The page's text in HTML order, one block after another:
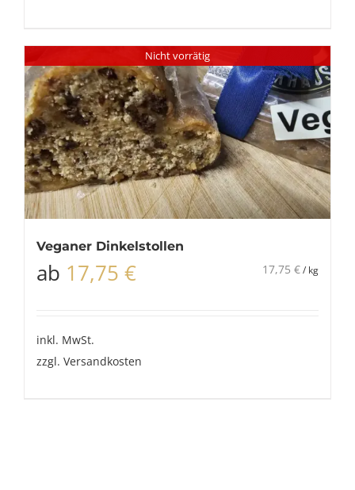
Nicht vorrätig
Veganer Dinkelstollen
ab 17,75 € 17,75 €/ kg
inkl. MwSt.
zzgl. Versandkosten